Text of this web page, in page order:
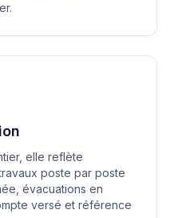
elle reflète
poste par poste
évacuations en
versé et référence